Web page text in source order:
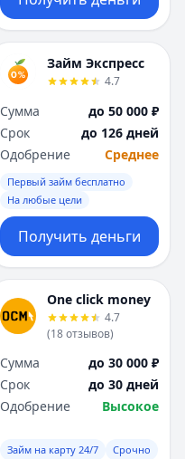
Займ Экспресс
4.7
Сумма
до 50 000 ₽
Срок
до 126 дней
Одобрение
Среднее
Первый займ бесплатно
На любые цели
Получить деньги
One click money
4.7
(18отзывов)
Сумма
до 30 000 ₽
Срок
до 30 дней
Одобрение
Высокое
Займ на карту 24/7 Срочно